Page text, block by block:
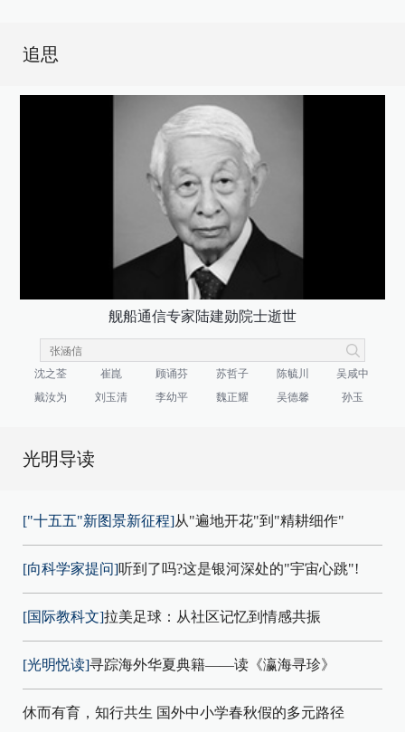
追思
舰船通信专家陆建勋院士逝世
沈之荃 崔崑 顾诵芬 苏哲子 陈毓川
吴咸中
戴汝为
刘玉清 李幼平 魏正耀 吴德馨 孙玉
光明导读
["十五五"新图景新征程]从"遍地开花"到"精耕细作"
[向科学家提问]听到了吗?这是银河深处的"宇宙心跳"!
[国际教科文]拉美足球：从社区记忆到情感共振
[光明悦读]寻踪海外华夏典籍——读《瀛海寻珍》
休而有育，知行共生 国外中小学春秋假的多元路径